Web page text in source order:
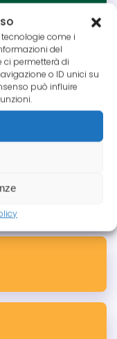
come i
del
ci permetterà di
o ID unici su
può influire
per i
attività
norme